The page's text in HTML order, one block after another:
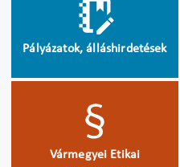
Pályázatok, álláshirdetések
Vármegyei Etikai